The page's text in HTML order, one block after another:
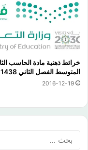
خرائط ذهنية مادة الحاسب
المتوسط الفصل الثاني 1438 هـ
2016-12-19